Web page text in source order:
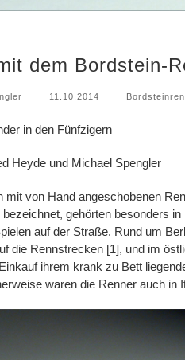
dem Bordstein-
11.10.2014
in den Fünfzigern
Heyde und Michael Spengler
mit von Hand angeschobenen
gehörten besonders
auf der Straße. Rund um
die Rennstrecken [1], und im
ihrem krank zu Bett
waren die Renner auch in